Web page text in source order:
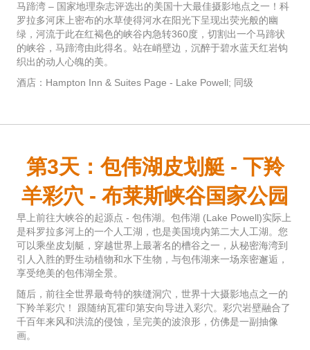
马蹄湾 – 国家地理杂志评选出的美国十大最佳摄影地点之一！科
罗拉多河床上密布的水草使得河水在阳光下呈现出荧光般的幽
绿，河流于此在红褐色的峡谷内急转360度，切割出一个马蹄状
的峡谷，马蹄湾由此得名。站在峭壁边，沉醉于碧水蓝天红岩钩
织出的动人心魄的美。
酒店：Hampton Inn & Suites Page - Lake Powell; 同级
第3天：包伟湖皮划艇 - 下羚
羊彩穴 - 布莱斯峡谷国家公园
早上前往大峡谷的起源点 - 包伟湖。包伟湖 (Lake Powell)实际上
是科罗拉多河上的一个人工湖，也是美国境内第二大人工湖。您
可以乘坐皮划艇，穿越世界上最著名的槽谷之一，从秘密海湾到
引人入胜的野生动植物和水下生物，与包伟湖来一场亲密邂逅，
享受绝美的包伟湖全景。
随后，前往全世界最奇特的狭缝洞穴，世界十大摄影地点之一的
下羚羊彩穴！ 跟随纳瓦霍印第安向导进入彩穴。彩穴岩壁融合了
千百年来风和洪流的侵蚀，呈完美的波浪形，仿佛是一副抽像
画。